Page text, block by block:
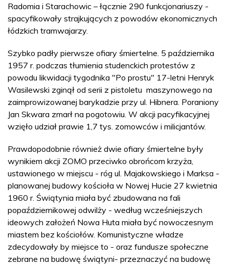
Radomia i Starachowic – łącznie 290 funkcjonariuszy -
spacyfikowały strajkujących z powodów ekonomicznych
łódzkich tramwajarzy.
Szybko padły pierwsze ofiary śmiertelne. 5 października
1957 r. podczas tłumienia studenckich protestów z
powodu likwidacji tygodnika "Po prostu" 17-letni Henryk
Wasilewski zginął od serii z pistoletu maszynowego na
zaimprowizowanej barykadzie przy ul. Hibnera. Poraniony
Jan Skwara zmarł na pogotowiu. W akcji pacyfikacyjnej
wzięło udział prawie 1,7 tys. zomowców i milicjantów.
Prawdopodobnie również dwie ofiary śmiertelne były
wynikiem akcji ZOMO przeciwko obrońcom krzyża,
ustawionego w miejscu - róg ul. Majakowskiego i Marksa -
planowanej budowy kościoła w Nowej Hucie 27 kwietnia
1960 r. Świątynia miała być zbudowana na fali
popaździernikowej odwilży - według wcześniejszych
ideowych założeń Nowa Huta miała być nowoczesnym
miastem bez kościołów. Komunistyczne władze
zdecydowały by miejsce to - oraz fundusze społeczne
zebrane na budowę świątyni- przeznaczyć na budowę